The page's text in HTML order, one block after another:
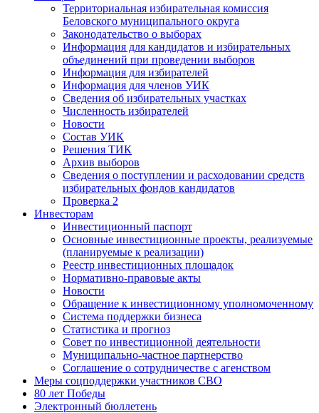
Территориальная избирательная комиссия
Беловского муниципального округа
Законодательство о выборах
Информация для кандидатов и избирательных
объединений при проведении выборов
Информация для избирателей
Информация для членов УИК
Сведения об избирательных участках
Численность избирателей
Новости
Состав УИК
Решения ТИК
Архив выборов
Сведения о поступлении и расходовании средств
избирательных фондов кандидатов
Проверка 2
Инвесторам
Инвестиционный паспорт
Основные инвестиционные проекты, реализуемые
(планируемые к реализации)
Реестр инвестиционных площадок
Нормативно-правовые акты
Новости
Обращение к инвестиционному уполномоченному
Система поддержки бизнеса
Статистика и прогноз
Совет по инвестиционной деятельности
Муниципально-частное партнерство
Соглашение о сотрудничестве с агенством
Меры соцподдержки участников СВО
80 лет Победы
Электронный бюллетень